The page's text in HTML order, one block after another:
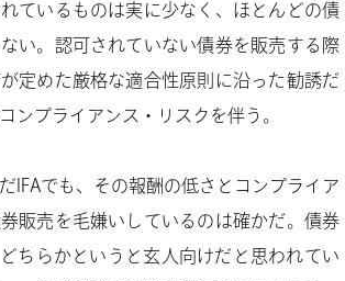
ているものは実に少なく、ほとんどの債
い。認可されていない債券を販売する際
定めた厳格な適合性原則に沿った勧誘だ
ンプライアンス・リスクを伴う。
IFAでも、その報酬の低さとコンプライア
販売を毛嫌いしているのは確かだ。債券
ちらかというと玄人向けだと思われてい